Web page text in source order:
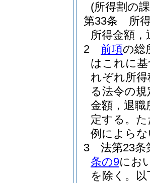
(所得割の
第33条
所
所得金額
2
前項の総
はこれに
れぞれ所得
る法令の
金額，退
定する。 た
例によら
3
法第23条
条の9にお
を除く。